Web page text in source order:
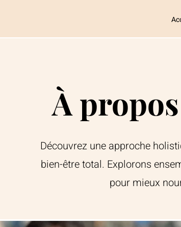
À
Découvrez une approche
bien-être total. Explorons
pour mieux